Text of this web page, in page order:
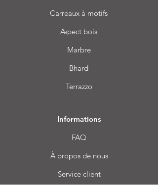
Carreaux à motifs
Aspect bois
Marbre
Bhard
Terrazzo
Informations
FAQ
À propos de nous
Service client